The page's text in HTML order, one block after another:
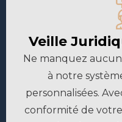
Veille
Ne manquez
à notre
personnalisées.
conformité de